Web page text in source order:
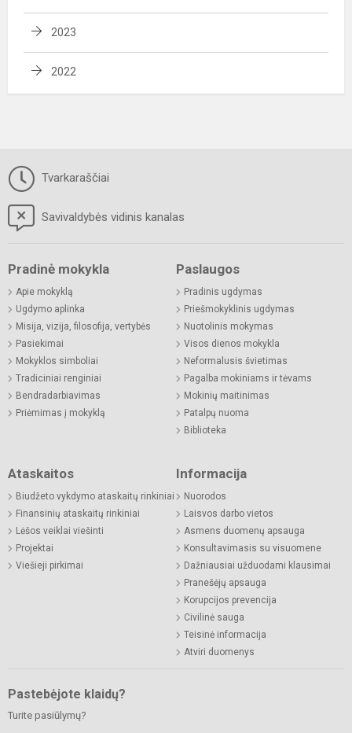
2023
2022
Tvarkaraščiai
Savivaldybės vidinis kanalas
Pradinė mokykla
Apie mokyklą
Ugdymo aplinka
Misija, vizija, filosofija, vertybės
Pasiekimai
Mokyklos simboliai
Tradiciniai renginiai
Bendradarbiavimas
Priėmimas į mokyklą
Paslaugos
Pradinis ugdymas
Priešmokyklinis ugdymas
Nuotolinis mokymas
Visos dienos mokykla
Neformalusis švietimas
Pagalba mokiniams ir tėvams
Mokinių maitinimas
Patalpų nuoma
Biblioteka
Ataskaitos
Biudžeto vykdymo ataskaitų rinkiniai
Finansinių ataskaitų rinkiniai
Lėšos veiklai viešinti
Projektai
Viešieji pirkimai
Informacija
Nuorodos
Laisvos darbo vietos
Asmens duomenų apsauga
Konsultavimasis su visuomene
Dažniausiai užduodami klausimai
Pranešėjų apsauga
Korupcijos prevencija
Civilinė sauga
Teisinė informacija
Atviri duomenys
Pastebėjote klaidų?
Turite pasiūlymų?